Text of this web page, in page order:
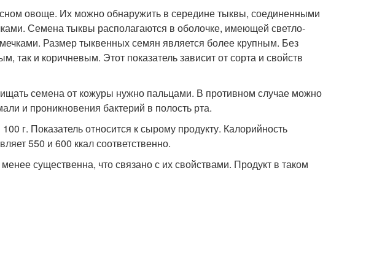
овоще. Их можно обнаружить в середине тыквы, соединенными
Семена тыквы располагаются в оболочке, имеющей светло-
Размер тыквенных семян является более крупным. Без
так и коричневым. Этот показатель зависит от сорта и свойств
семена от кожуры нужно пальцами. В противном случае можно
и проникновения бактерий в полость рта.
г. Показатель относится к сырому продукту. Калорийность
550 и 600 ккал соответственно.
существенна, что связано с их свойствами. Продукт в таком